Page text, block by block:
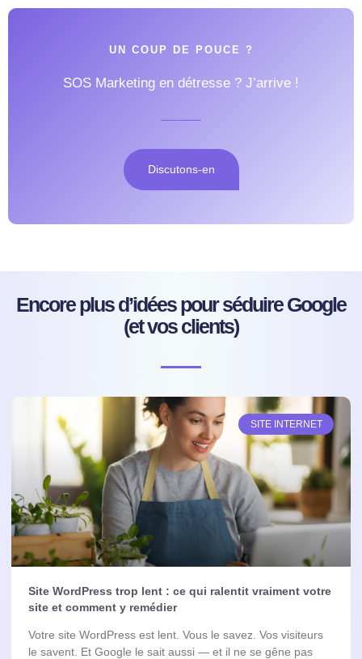
UN COUP DE POUCE ?
SOS Marketing en détresse ? J’arrive !
Discutons-en
Encore plus d’idées pour séduire Google
(et vos clients)
SITE INTERNET
Site WordPress trop lent : ce qui ralentit vraiment votre
site et comment y remédier
Votre site WordPress est lent. Vous le savez. Vos visiteurs
le savent. Et Google le sait aussi — et il ne se gêne pas